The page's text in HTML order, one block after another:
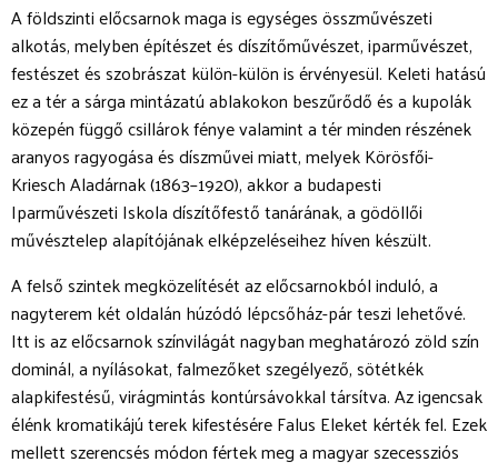
A földszinti előcsarnok maga is egységes összművészeti
alkotás, melyben építészet és díszítőművészet, iparművészet,
festészet és szobrászat külön-külön is érvényesül. Keleti hatású
ez a tér a sárga mintázatú ablakokon beszűrődő és a kupolák
közepén függő csillárok fénye valamint a tér minden részének
aranyos ragyogása és díszművei miatt, melyek Körösfői-
Kriesch Aladárnak (1863–1920), akkor a budapesti
Iparművészeti Iskola díszítőfestő tanárának, a gödöllői
művésztelep alapítójának elképzeléseihez híven készült.
A felső szintek megközelítését az előcsarnokból induló, a
nagyterem két oldalán húzódó lépcsőház-pár teszi lehetővé.
Itt is az előcsarnok színvilágát nagyban meghatározó zöld szín
dominál, a nyílásokat, falmezőket szegélyező, sötétkék
alapkifestésű, virágmintás kontúrsávokkal társítva. Az igencsak
élénk kromatikájú terek kifestésére Falus Eleket kérték fel. Ezek
mellett szerencsés módon fértek meg a magyar szecessziós